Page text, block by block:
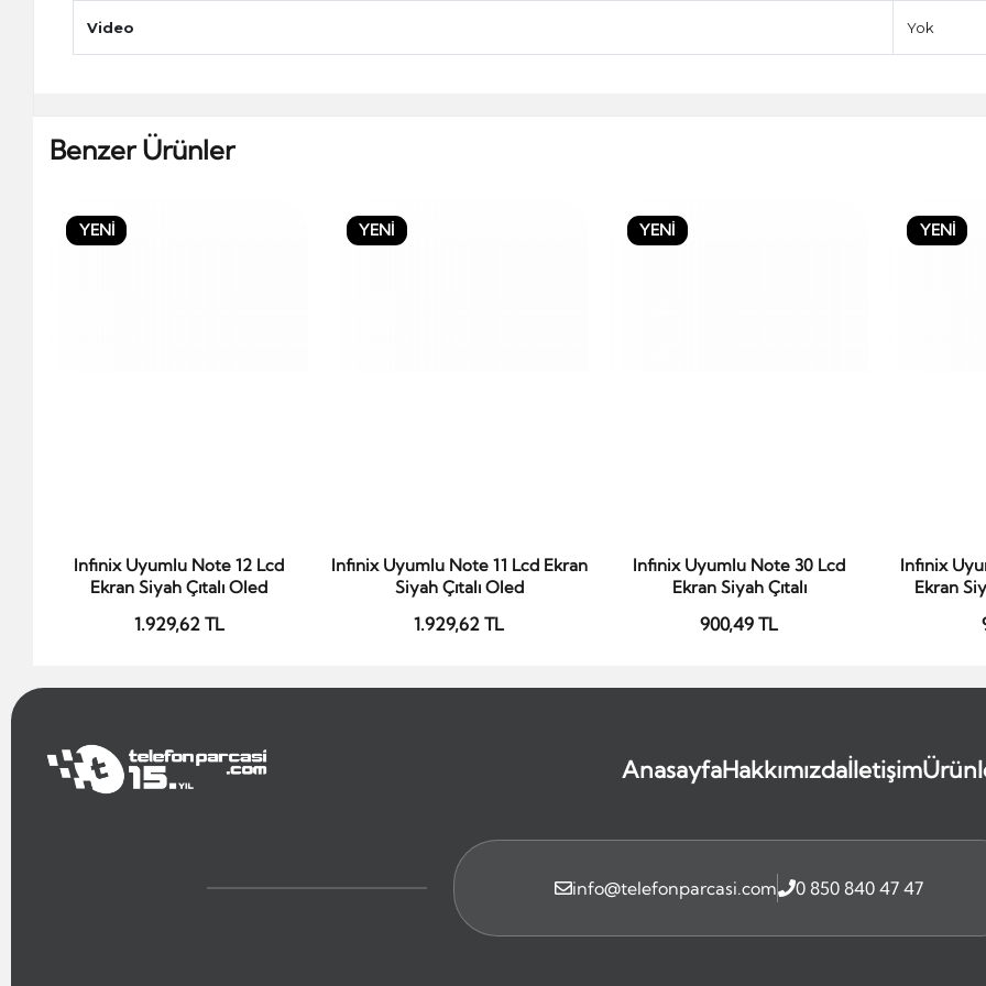
Video Yok
Benzer Ürünler
YENİ
Sepete Ekle
Infinix Uyumlu Note 12 Lcd
Ekran Siyah Çıtalı Oled
1.929,62 TL
YENİ
Sepete Ekle
Infinix Uyumlu Note 11 Lcd Ekran
Siyah Çıtalı Oled
1.929,62 TL
YENİ
Sepete Ekle
Infinix Uyumlu Note 30 Lcd
Ekran Siyah Çıtalı
900,49 TL
YENİ
Infinix
Ekran
AnasayfaHakkımızdaİletişim
info@telefonparcasi.com 0 850 840 47 47